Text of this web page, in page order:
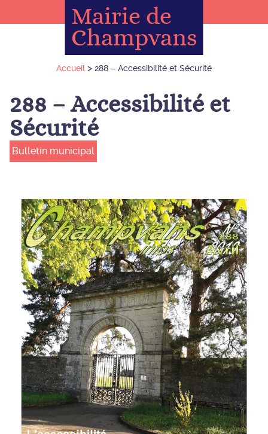
Mairie de
Champvans
Accueil > 288 – Accessibilité et Sécurité
288 – Accessibilité et
Sécurité
Bulletin municipal